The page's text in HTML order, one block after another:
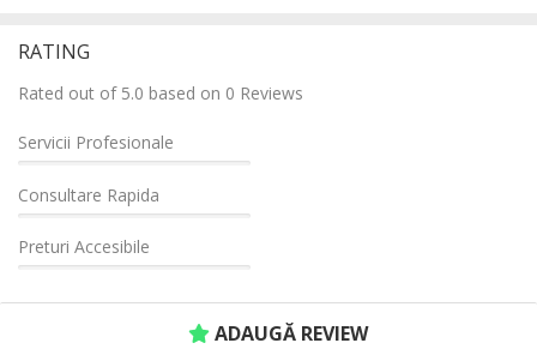
RATING
Rated out of 5.0 based on 0 Reviews
Servicii Profesionale
Consultare Rapida
Preturi Accesibile
ADAUGĂ REVIEW